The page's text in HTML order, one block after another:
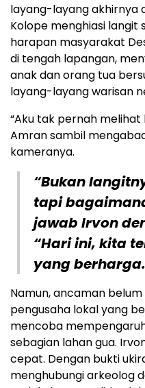
layang-layang akhirnya
Kolope menghiasi langit
harapan masyarakat
di tengah lapangan,
anak dan orang tua
layang-layang warisan
“Aku tak pernah melihat
Amran sambil
kameranya.
“Bukan
tapi
jawab Irvon
“Hari ini, kita
yang
Namun, ancaman
pengusaha lokal yang
mencoba
sebagian lahan gua.
cepat. Dengan bukti
menghubungi arkeolog